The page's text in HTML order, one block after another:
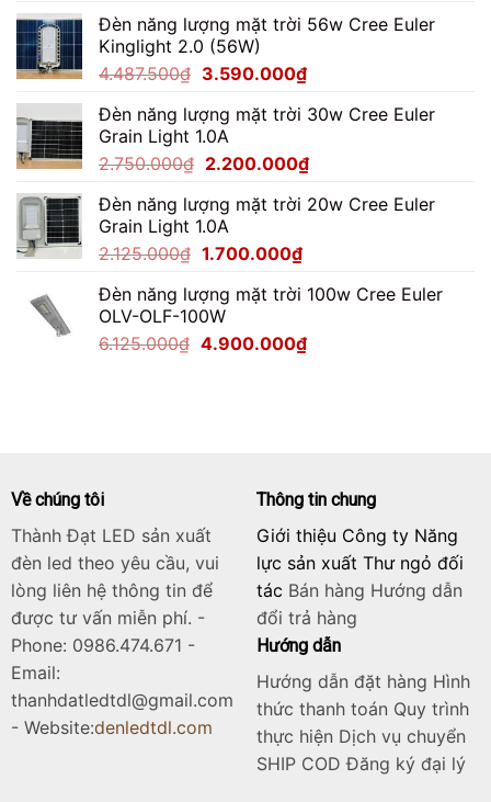
là:
7.062.500₫.
tại
5.650.000₫.
Đèn năng lượng mặt trời 56w Cree Euler
Kinglight 2.0 (56W)
4.487.500₫ Giá
là:
4.487.500₫.
3.590.000₫Giá
tại
3.590.000₫.
Đèn năng lượng mặt trời 30w Cree Euler
Grain Light 1.0A
2.750.000₫ Giá
là:
2.750.000₫.
2.200.000₫Giá
tại
Đèn năng lượng mặt trời 20w Cree Euler
Grain Light 1.0A
2.125.000₫ Giá
là:
2.125.000₫.
1.700.000₫Giá
tại
1.700.000₫.
Đèn năng lượng mặt trời 100w Cree Euler
OLV-OLF-100W
6.125.000₫ Giá
4.900.000₫Giá
Về chúng tôi
Thành Đạt LED sản xuất
đèn led theo yêu cầu, vui
lòng liên hệ thông tin để
được tư vấn miễn phí. -
Phone: 0986.474.671 -
Email:
thanhdatledtdl@gmail.com
- Website:denledtdl.com
Thông tin chung
Giới thiệu Công ty Năng
lực sản xuất Thư ngỏ đối
tác Bán hàng Hướng dẫn
đổi trả hàng
Hướng dẫn
Hướng dẫn đặt hàng Hình
thức thanh toán Quy trình
thực hiện Dịch vụ chuyển
SHIP COD Đăng ký đại lý